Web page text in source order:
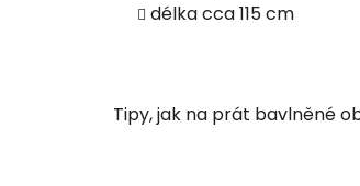
délka cca 115 cm
Tipy, jak na prát bavlněné